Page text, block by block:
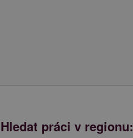
Hledat práci v regionu: